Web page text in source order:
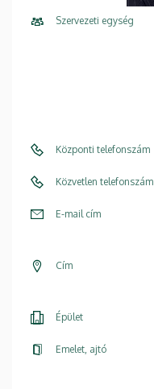
Szervezeti egység
Központi telefonszám
Közvetlen telefonszám
E-mail cím
Cím
Épület
Emelet, ajtó